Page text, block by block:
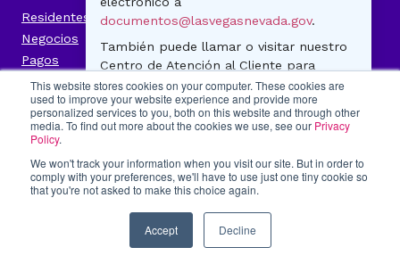
This website stores cookies on your computer. These cookies are
used to improve your website experience and provide more
personalized services to you, both on this website and through other
media. To find out more about the cookies we use, see our Privacy
Policy.
We won't track your information when you visit our site. But in order to
comply with your preferences, we'll have to use just one tiny cookie so
that you're not asked to make this choice again.
Accept Decline
Residentes
Visitantes
Negocios
Pagos
Noticias
Contáctenos
INFORMACIÓN DE LA CIUDAD
Transparencia
Política de Privacidad
Accesibilidad
Contáctenos
Título VI
Portal del Empleado
Denunciar fraude
Copyright 2026 por la ciudad de Las Vegas
documentos@lasvegasnevada.gov.
También puede llamar o visitar nuestro
Centro de Atención al Cliente para
preguntas generales o para realizar un
pago. ¡Estamos para ayudarle!
500 S. Main Street
7:30 a.m. - 5:30 p.m.
702-229-CITY(2489)